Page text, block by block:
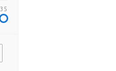
35